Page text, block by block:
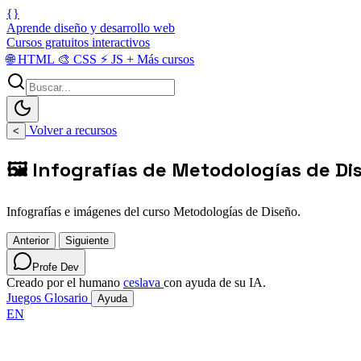
{}
Aprende diseño y desarrollo web
Cursos gratuitos interactivos
🌐HTML 🎨 CSS ⚡ JS + Más cursos
< Volver a recursos
🖼️ Infografías de Metodologías de
Infografías e imágenes del curso Metodologías de Diseño.
Anterior Siguiente
Profe Dev
Creado por el humano ceslava con ayuda de su IA.
Juegos Glosario Ayuda
EN